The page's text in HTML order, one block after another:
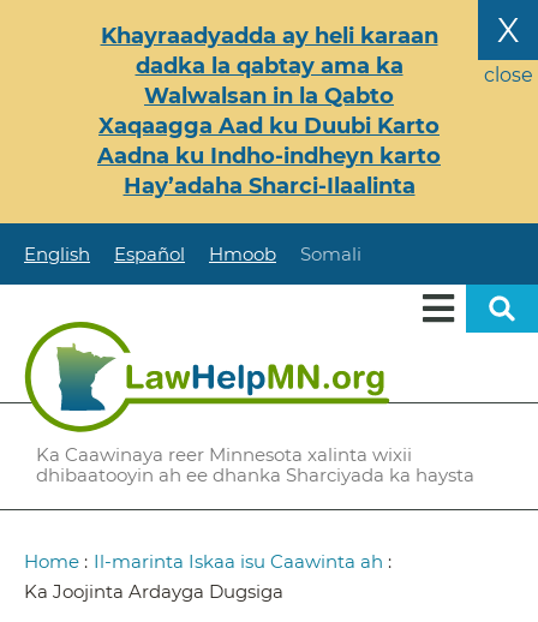
X
close
Khayraadyadda ay heli karaan
dadka la qabtay ama ka
Walwalsan in la Qabto
Xaqaagga Aad ku Duubi Karto
Aadna ku Indho-indheyn karto
Hay’adaha Sharci-Ilaalinta
English Español Hmoob Somali
Ka Caawinaya reer Minnesota xalinta wixii
dhibaatooyin ah ee dhanka Sharciyada ka haysta
Breadcrumb
Home : Il-marinta Iskaa isu Caawinta ah :
Ka Joojinta Ardayga Dugsiga